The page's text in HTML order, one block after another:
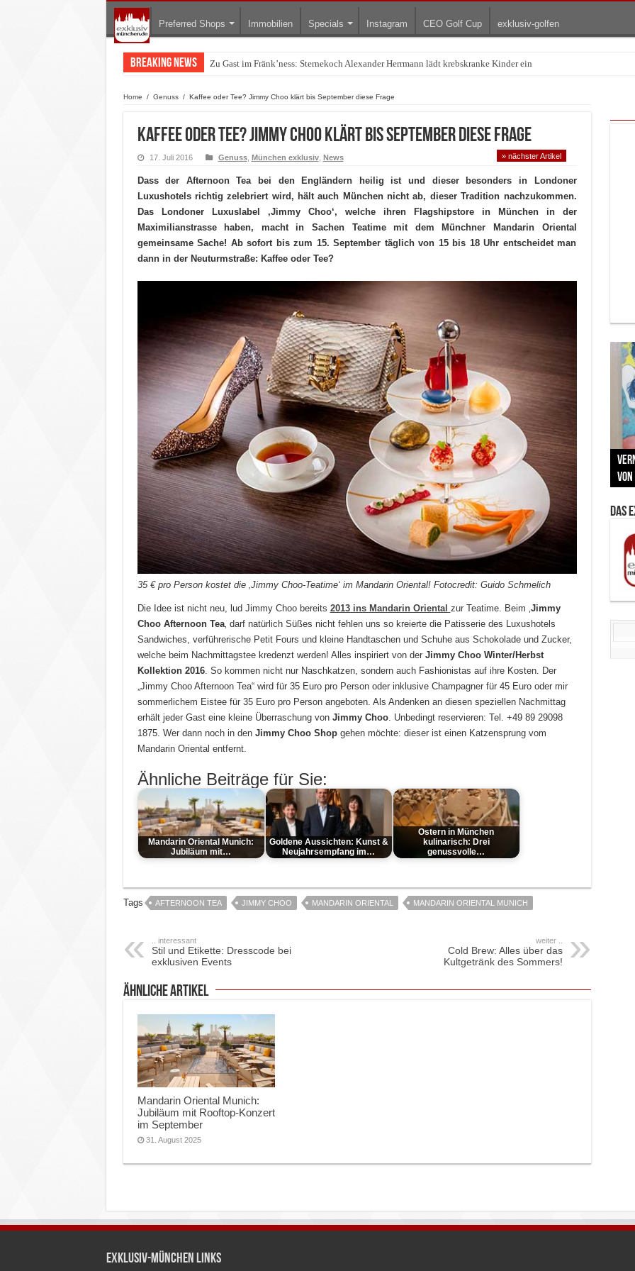
Preferred Shops Immobilien Specials Instagram CEO Golf Cup exklusiv-golfen
Breaking News Zu Gast im Fränk’ness: Sternekoch Alexander Herrmann lädt krebskranke Kinder ein
Warum München gerade zum Treffpunkt der Lingerie-Branche wurde
Home / Genuss / Kaffee oder Tee? Jimmy Choo klärt bis September diese Frage
Kaffee oder Tee? Jimmy Choo klärt bis September diese Frage
17. Juli 2016 Genuss, München exklusiv, News » nächster Artikel
Dass der Afternoon Tea bei den Engländern heilig ist und dieser besonders in Londoner
Luxushotels richtig zelebriert wird, hält auch München nicht ab, dieser Tradition nachzukommen.
Das Londoner Luxuslabel ‚Jimmy Choo‘, welche ihren Flagshipstore in München in der
Maximilianstrasse haben, macht in Sachen Teatime mit dem Münchner Mandarin Oriental
gemeinsame Sache! Ab sofort bis zum 15. September täglich von 15 bis 18 Uhr entscheidet man
dann in der Neuturmstraße: Kaffee oder Tee?
35 € pro Person kostet die ‚Jimmy Choo-Teatime‘ im Mandarin Oriental! Fotocredit: Guido Schmelich
Die Idee ist nicht neu, lud Jimmy Choo bereits 2013 ins Mandarin Oriental zur Teatime. Beim ‚ Jimmy
Choo Afternoon Tea‚ darf natürlich Süßes nicht fehlen uns so kreierte die Patisserie des Luxushotels
Sandwiches, verführerische Petit Fours und kleine Handtaschen und Schuhe aus Schokolade und Zucker,
welche beim Nachmittagstee kredenzt werden! Alles inspiriert von der Jimmy Choo Winter/Herbst
Kollektion 2016. So kommen nicht nur Naschkatzen, sondern auch Fashionistas auf ihre Kosten. Der
„Jimmy Choo Afternoon Tea“ wird für 35 Euro pro Person oder inklusive Champagner für 45 Euro oder mir
sommerlichem Eistee für 35 Euro pro Person angeboten. Als Andenken an diesen speziellen Nachmittag
erhält jeder Gast eine kleine Überraschung von Jimmy Choo. Unbedingt reservieren: Tel. +49 89 29098
1875. Wer dann noch in den Jimmy Choo Shopgehen möchte: dieser ist einen Katzensprung vom
Mandarin Oriental entfernt.
Ähnliche Beiträge für Sie:
Mandarin Oriental Munich:
Jubiläum mit…
Goldene Aussichten: Kunst &
Neujahrsempfang im…
Ostern in München
kulinarisch: Drei
genussvolle…
Tags AFTERNOON TEA JIMMY CHOO MANDARIN ORIENTAL MANDARIN ORIENTAL MUNICH
.. interessant
Stil und Etikette: Dresscode bei
exklusiven Events
weiter ..
Cold Brew: Alles über das
Kultgetränk des Sommers!
ähnliche Artikel
Mandarin Oriental Munich:
Jubiläum mit Rooftop-Konzert
im September
31. August 2025
Zu
Das
Exklusiv-München Links